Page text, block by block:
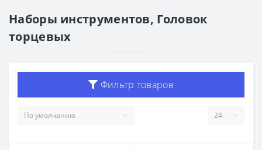
Наборы инструментов, Головок
торцевых
Фильтр товаров